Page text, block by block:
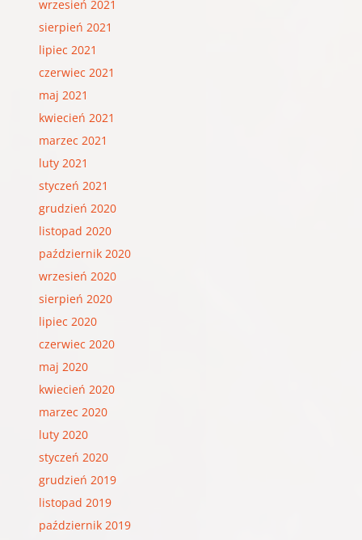
wrzesień 2021
sierpień 2021
lipiec 2021
czerwiec 2021
maj 2021
kwiecień 2021
marzec 2021
luty 2021
styczeń 2021
grudzień 2020
listopad 2020
październik 2020
wrzesień 2020
sierpień 2020
lipiec 2020
czerwiec 2020
maj 2020
kwiecień 2020
marzec 2020
luty 2020
styczeń 2020
grudzień 2019
listopad 2019
październik 2019